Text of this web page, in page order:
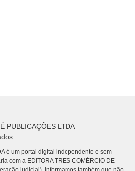
PUBLICAÇÕES LTDA
é um portal digital independente e sem
com a EDITORA TRES COMÉRCIO DE
judicial). Informamos também que não